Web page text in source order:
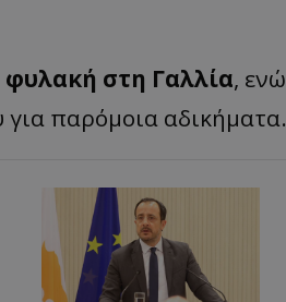
φυλακή στη Γαλλία, ενώ
για παρόμοια αδικήματα.